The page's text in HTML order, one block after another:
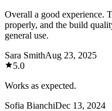
Overall a good experience.
properly, and the build
general use.
Sara SmithAug 23, 2025
5.0
Works as expected.
Sofia BianchiDec 13, 2024